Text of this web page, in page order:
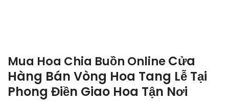
Mua Hoa Chia Buồn OnlineCửa
Hàng Bán Vòng Hoa Tang Lễ Tại
Phong Điền Giao Hoa Tận Nơi